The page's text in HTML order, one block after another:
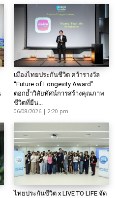
เมืองไทยประกันชีวิต คว้ารางวัล
“Future of Longevity Award”
ตอกย้ำวิสัยทัศน์การสร้างคุณภาพ
ชีวิตที่ยืน...
06/08/2026 | 2:20 pm
ไทยประกันชีวิต x LIVE TO LIFE จัด